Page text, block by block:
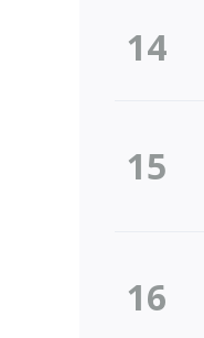
14
15
16